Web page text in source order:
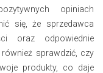
opiniach
się, że sprzedawca
oraz odpowiednie
sprawdzić, czy
produkty, co daje